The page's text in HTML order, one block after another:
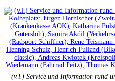
(v.l.) Service und Information rund